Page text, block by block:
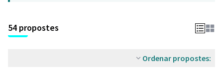
54 propostes
Ordenar propostes: